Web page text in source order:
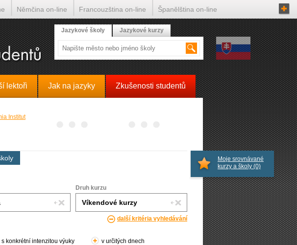
lektoři Jak na jazyky Zkušenosti studentů
Druh kurzu
další kritéria vyhledávání
s konkrétní intenzitou výuky v určitých dnech
Moje srovnávané
kurzy a školy (0)
Jazykové školy Jazykové kurzy
Němčina on-line Francouzština on-line Španělština on-line